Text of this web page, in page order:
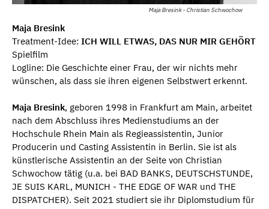
Maja Bresink - Christian Schwochow
Maja Bresink
Treatment-Idee: ICH WILL ETWAS, DAS NUR MIR GEHÖRT
Spielfilm
Logline: Die Geschichte einer Frau, der wir nichts mehr
wünschen, als dass sie ihren eigenen Selbstwert erkennt.
Maja Bresink, geboren 1998 in Frankfurt am Main, arbeitet
nach dem Abschluss ihres Medienstudiums an der
Hochschule Rhein Main als Regieassistentin, Junior
Producerin und Casting Assistentin in Berlin. Sie ist als
künstlerische Assistentin an der Seite von Christian
Schwochow tätig (u.a. bei BAD BANKS, DEUTSCHSTUNDE,
JE SUIS KARL, MUNICH - THE EDGE OF WAR und THE
DISPATCHER). Seit 2021 studiert sie ihr Diplomstudium für